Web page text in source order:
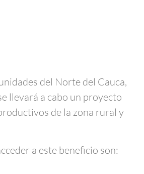
del Norte del Cauca,
llevará a cabo un proyecto
de la zona rural y
a este beneficio son: